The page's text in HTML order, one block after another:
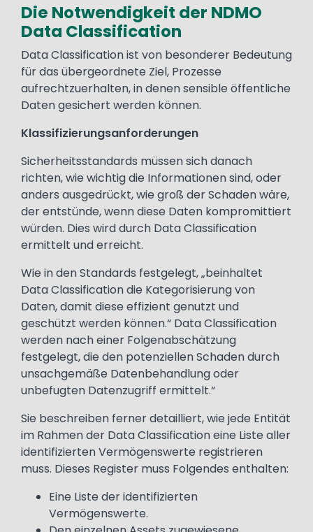
Die Notwendigkeit der NDMO
Data Classification
Text
Data Classification ist von besonderer Bedeutung
für das übergeordnete Ziel, Prozesse
aufrechtzuerhalten, in denen sensible öffentliche
Daten gesichert werden können.
Klassifizierungsanforderungen
Sicherheitsstandards müssen sich danach
richten, wie wichtig die Informationen sind, oder
anders ausgedrückt, wie groß der Schaden wäre,
der entstünde, wenn diese Daten kompromittiert
würden. Dies wird durch Data Classification
ermittelt und erreicht.
Wie in den Standards festgelegt, „beinhaltet
Data Classification die Kategorisierung von
Daten, damit diese effizient genutzt und
geschützt werden können.“ Data Classification
werden nach einer Folgenabschätzung
festgelegt, die den potenziellen Schaden durch
unsachgemäße Datenbehandlung oder
unbefugten Datenzugriff ermittelt.“
Sie beschreiben ferner detailliert, wie jede Entität
im Rahmen der Data Classification eine Liste aller
identifizierten Vermögenswerte registrieren
muss. Dieses Register muss Folgendes enthalten:
Eine Liste der identifizierten
Vermögenswerte.